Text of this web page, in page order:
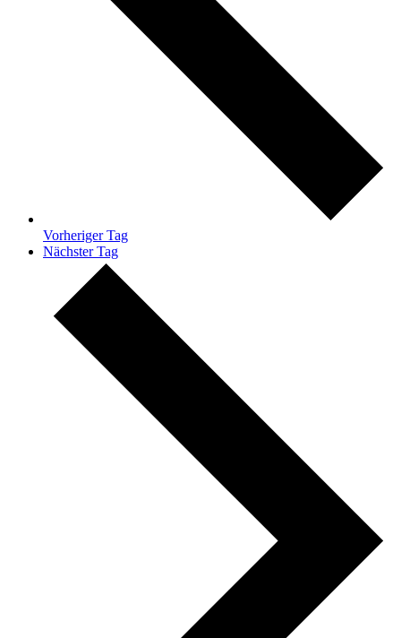
Vorheriger Tag
Nächster Tag